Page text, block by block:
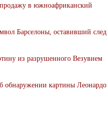
в южноафриканский
Барселоны, оставивший след
из разрушенного Везувием
обнаружении картины Леонардо